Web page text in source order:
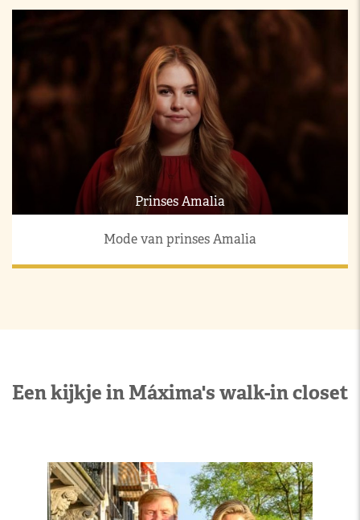
Prinses Amalia
Mode van prinses Amalia
Een kijkje in Máxima's walk-in closet